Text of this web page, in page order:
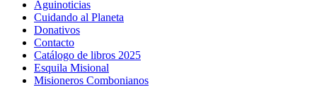
Aguinoticias
Cuidando al Planeta
Donativos
Contacto
Catálogo de libros 2025
Esquila Misional
Misioneros Combonianos